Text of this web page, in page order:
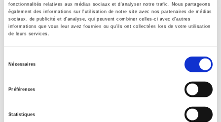
fonctionnalités relatives aux médias sociaux et d'analyser notre trafic. Nous partageons
également des informations sur l'utilisation de notre site avec nos partenaires de médias
sociaux, de publicité et d'analyse, qui peuvent combiner celles-ci avec d'autres
informations que vous leur avez fournies ou qu'ils ont collectées lors de votre utilisation
de leurs services.
Nécessaires
Préférences
Statistiques
Titresliés